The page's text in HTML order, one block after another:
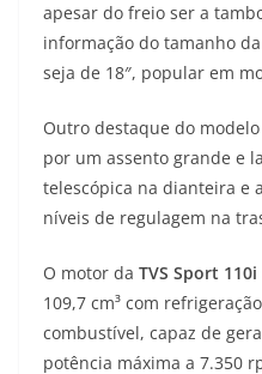
apesar do freio ser a
informação do tamanho
seja de 18″, popular em
Outro destaque do
por um assento grande e
telescópica na dianteira e
níveis de regulagem na
O motor da TVS Sport 110i
109,7 cm³ com
combustível, capaz de
potência máxima a 7.350